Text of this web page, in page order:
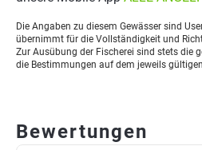
Die Angaben zu diesem Gewässer sind
übernimmt für die Vollständigkeit und
Zur Ausübung der Fischerei sind stets die
die Bestimmungen auf dem jeweils
Bewertungen